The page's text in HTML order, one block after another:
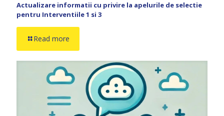
Actualizare informatii cu privire la apelurile de selectie
pentru Interventiile 1 si 3
Read more